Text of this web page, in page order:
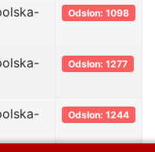
Odsłon: 1098
Odsłon: 1277
Odsłon: 1244